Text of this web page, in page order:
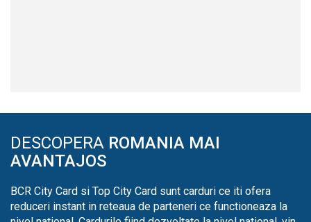
DESCOPERA ROMANIA MAI
AVANTAJOS
BCR City Card si Top City Card sunt carduri ce iti ofera
reduceri instant in reteaua de parteneri ce functioneaza la